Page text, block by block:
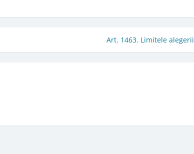
Art. 1463. Limitele alegerii